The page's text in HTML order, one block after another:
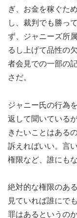
ぎ、お金を稼ぐた
し、裁判でも勝っ
ず、ジャニーズ所
るし上げて品性の
者会見での一部の
さだ。
ジャニー氏の行為
返して聞いている
きたいことはある
訴えればいい。言
権限など、誰にも
絶対的な権限のあ
見ていれば誰にで
罪はあるというの